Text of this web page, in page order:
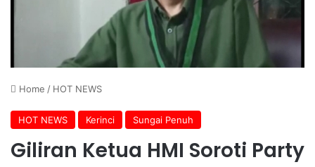
Home / HOT NEWS
HOT NEWS Kerinci Sungai Penuh
Giliran Ketua HMI Soroti Party